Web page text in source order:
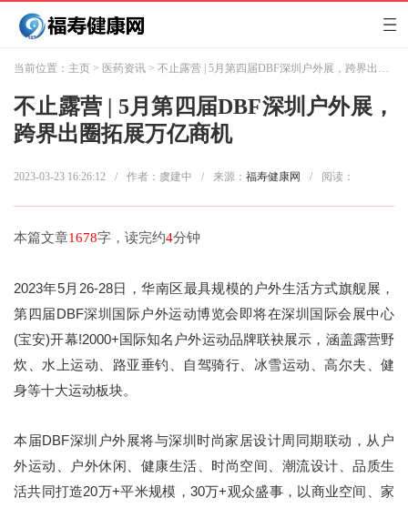
当前位置： 主页 > 医药资讯 > 不止露营 | 5月第四届DBF深圳户外展，跨界出圈拓展万亿商机
不止露营 | 5月第四届DBF深圳户外展，
跨界出圈拓展万亿商机
2023-03-23 16:26:12 / 作者：虞建中 / 来源： 福寿健康网 / 阅读：
本篇文章1678字，读完约4分钟
2023年5月26-28日，华南区最具规模的户外生活方式旗舰展，
第四届DBF深圳国际户外运动博览会即将在深圳国际会展中心
(宝安)开幕!2000+国际知名户外运动品牌联袂展示，涵盖露营野
炊、水上运动、路亚垂钓、自驾骑行、冰雪运动、高尔夫、健
身等十大运动板块。
本届DBF深圳户外展将与深圳时尚家居设计周同期联动，从户
外运动、户外休闲、健康生活、时尚空间、潮流设计、品质生
活共同打造20万+平米规模，30万+观众盛事，以商业空间、家